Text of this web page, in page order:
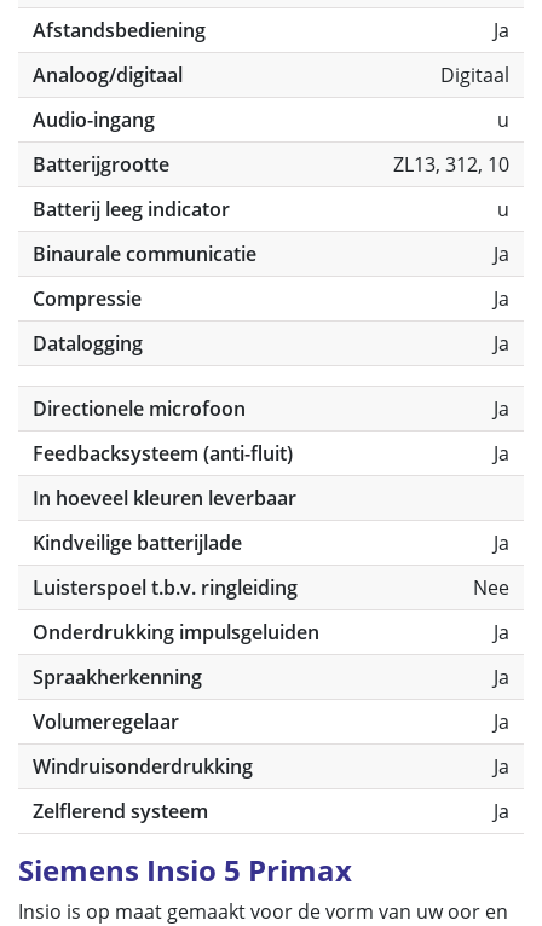
Afstandsbediening
Ja
Analoog/digitaal
Digitaal
Audio-ingang
u
Batterijgrootte
ZL13, 312, 10
Batterij leeg indicator
u
Binaurale communicatie
Ja
Compressie
Ja
Datalogging
Ja
Directionele microfoon
Ja
Feedbacksysteem (anti-fluit)
Ja
In hoeveel kleuren leverbaar
Kindveilige batterijlade
Ja
Luisterspoel t.b.v. ringleiding
Nee
Onderdrukking impulsgeluiden
Ja
Spraakherkenning
Ja
Volumeregelaar
Ja
Windruisonderdrukking
Ja
Zelflerend systeem
Ja
Siemens Insio 5 Primax
Insio is op maat gemaakt voor de vorm van uw oor en